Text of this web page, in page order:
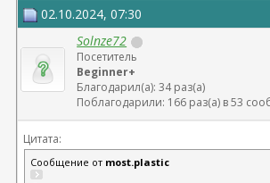
02.10.2024, 07:30
Solnze72
Посетитель
Beginner+
Благодарил(а): 34 раз(а)
Поблагодарили: 166 раз(а) в 53
Цитата:
Сообщение от most.plastic